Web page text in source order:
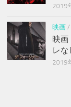
2019
映画/
映画
レ
2019